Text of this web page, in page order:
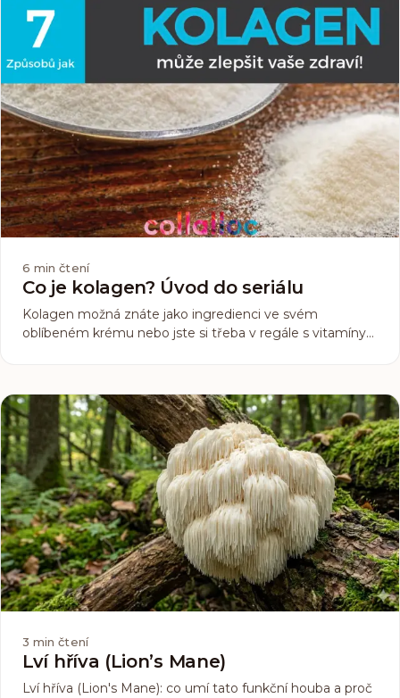
6 min čtení
Co je kolagen? Úvod do seriálu
Kolagen možná znáte jako ingredienci ve svém
oblíbeném krému nebo jste si třeba v regále s vitamíny
3 min čtení
Lví hříva (Lion’s Mane)
Lví hříva (Lion's Mane): co umí tato funkční houba a proč